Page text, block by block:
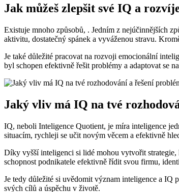
Jak můžeš zlepšit své IQ a
Existuje mnoho způsobů, . Jedním z nejúčinnějších
aktivitu, dostatečný spánek a vyváženou stravu.
Je také důležité pracovat na rozvoji emocionální
byl schopen efektivně řešit problémy a adaptovat se
Jaký vliv má IQ na tvé
IQ, neboli Inteligence Quotient, je míra inteligence
situacím, rychleji se učit novým věcem a efektivně
Díky vyšší inteligenci si lidé mohou vytvořit
schopnost podnikatele efektivně řídit svou firmu,
Je tedy důležité si uvědomit význam inteligence a
svých cílů a úspěchu v životě.